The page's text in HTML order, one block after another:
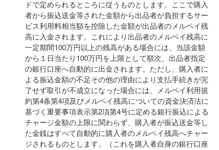
ドで定められるところに従うものとします。ここで購入
者から振込送金等された金額から出品者が負担するサー
ビス利用料相当額を控除した金額が出品者のメルペイ残
高に入金されます。これにより出品者のメルペイ残高に
一定期間100万円以上の残高がある場合には、当該金額
から１日当たり100万円を上限として順次、出品者指定
の銀行口座へ自動的に出金されます。ただし、購入者に
よる振込金額の不足その他の理由により支払手続きが完
了せず取引が不成立になった場合には、メルペイ利用規
約第4条第4項及びメルペイ残高についての資金決済法に
基づく重要事項表示第2項第4号に定める銀行振込による
チャージ金額の上限に関わらず、購入者が振込送金等し
た金銭はすべて自動的に購入者のメルペイ残高へチャー
ジされるものとします。（これを購入者自身の銀行口座